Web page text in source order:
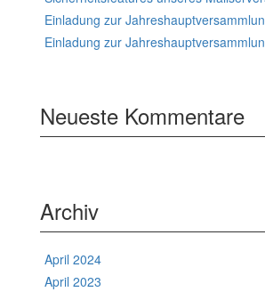
Einladung zur
Einladung zur
Neueste Kommentare
Archiv
April 2024
April 2023